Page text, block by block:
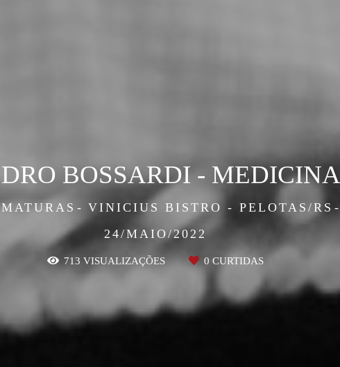
VINICIUS BISTRO - PELOTAS/RS
24/MAIO/2022
BOSSARDI - MEDICINA
713 VISUALIZAÇÕES 0 CURTIDAS